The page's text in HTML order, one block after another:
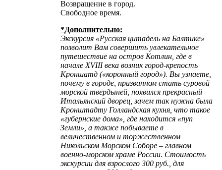
Возвращение в город.
Свободное время.
*Дополнительно:
Экскурсия «Русская цитадель на Балтике»
позволит Вам совершить увлекательное
путешествие на остров Котлин, где в
начале XVIII века возник город-крепость
Кроншатд («коронный город»). Вы узнаете,
почему в городе, призванном стать суровой
морской твердыней, появился прекрасный
Итальянский дворец, зачем так нужна была
Кронштадту Голландская кухня, что такое
«губернские дома», где находится «пуп
Земли», а также побываете в
величественном и торжественном
Никольском Морском Соборе – главном
военно-морском храме России. Стоимость
экскурсии для взрослого 300 руб., для